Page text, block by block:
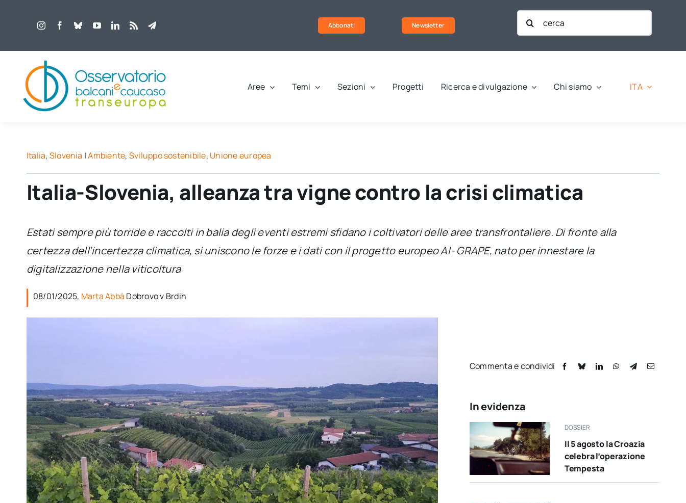
Abbonati Newsletter
Cerca
per:
Aree Temi Sezioni Progetti Ricerca e divulgazione Chi siamo ITA
Italia, Slovenia |Ambiente, Sviluppo sostenibile, Unione europea
Italia-Slovenia, alleanza tra vigne contro la crisi climatica
Estati sempre più torride e raccolti in balia degli eventi estremi sfidano i coltivatori delle aree transfrontaliere. Di fronte alla
certezza dell’incertezza climatica, si uniscono le forze e i dati con il progetto europeo AI- GRAPE, nato per innestare la
digitalizzazione nella viticoltura
08/01/2025, Marta Abbà Dobrovo v Brdih
Commenta e condividi
In evidenza
DOSSIER
Il 5 agosto la Croazia
celebra l’operazione
Tempesta